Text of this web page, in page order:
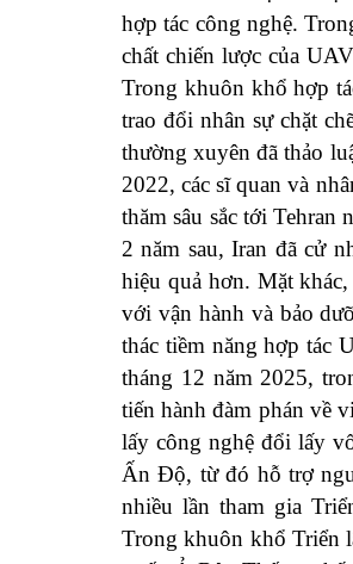
hợp tác công nghệ.
chất chiến lược của
Trong khuôn khổ hợp
trao đổi nhân sự chặt
thường xuyên đã thảo
2022, các sĩ quan và
thăm sâu sắc tới
2 năm sau, Iran đã cử
hiệu quả hơn. Mặt
với vận hành và bảo
thác tiềm năng hợp tác
tháng 12 năm 2025,
tiến hành đàm phán về
lấy công nghệ đổi lấy
Ấn Độ, từ đó hỗ trợ
nhiều lần tham gia
Trong khuôn khổ Triển